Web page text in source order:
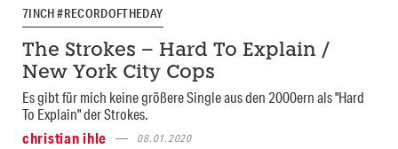
7INCH #RECORDOFTHEDAY
The Strokes – Hard To Explain /
New York City Cops
Es gibt für mich keine größere Single aus den 2000ern als "Hard
To Explain" der Strokes.
christian ihle
08.01.2020